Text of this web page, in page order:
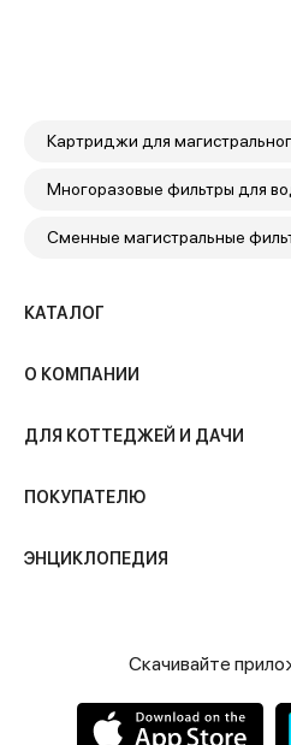
Картриджи для
Многоразовые фильтры для
Сменные магистральные
КАТАЛОГ
О КОМПАНИИ
ДЛЯ КОТТЕДЖЕЙ И ДАЧИ
ПОКУПАТЕЛЮ
ЭНЦИКЛОПЕДИЯ
Скачивайте